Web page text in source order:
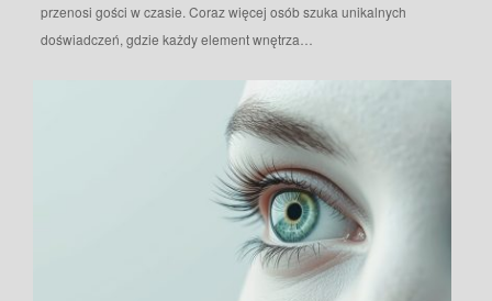
przenosi gości w czasie. Coraz więcej osób szuka unikalnych
doświadczeń, gdzie każdy element wnętrza…